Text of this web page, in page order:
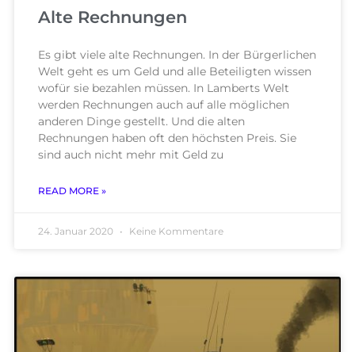
Alte Rechnungen
Es gibt viele alte Rechnungen. In der Bürgerlichen
Welt geht es um Geld und alle Beteiligten wissen
wofür sie bezahlen müssen. In Lamberts Welt
werden Rechnungen auch auf alle möglichen
anderen Dinge gestellt. Und die alten
Rechnungen haben oft den höchsten Preis. Sie
sind auch nicht mehr mit Geld zu
READ MORE »
24. Januar 2020 Keine Kommentare